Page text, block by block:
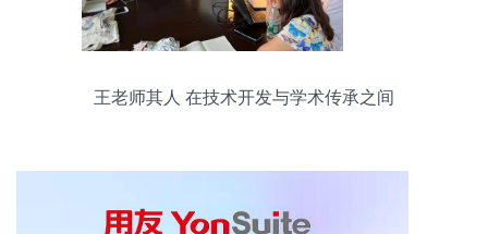
王老师其人 在技术开发与学术传承之间